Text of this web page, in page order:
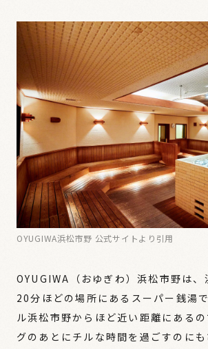
OYUGIWA浜松市野 公式サイトより引用
OYUGIWA（おゆぎわ）浜松市野は、
20分ほどの場所にあるスーパー銭湯
ル浜松市野からほど近い距離にある
グのあとにチルな時間を過ごすのにも